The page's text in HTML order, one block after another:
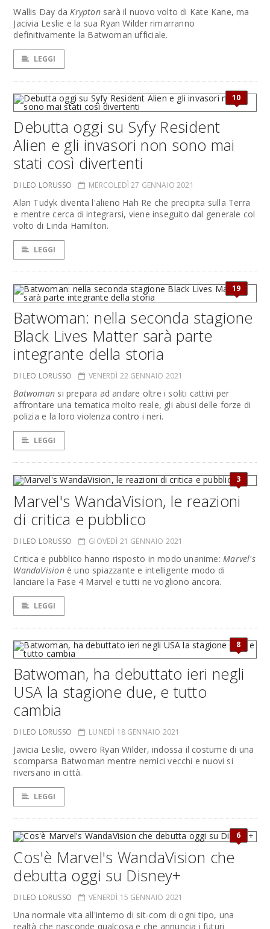
Wallis Day daKryptonsarà il nuovo volto di Kate Kane, ma
Jacivia Leslie e la sua Ryan Wilder rimarranno
definitivamente la Batwoman ufficiale.
LEGGI
10
Debutta oggi su Syfy Resident
Alien e gli invasori non sono mai
stati così divertenti
DI LEO LORUSSO MERCOLEDÌ 27 GENNAIO 2021
Alan Tudyk diventa l'alieno Hah Re che precipita sulla Terra
e mentre cerca di integrarsi, viene inseguito dal generale col
volto di Linda Hamilton.
LEGGI
19
Batwoman: nella seconda stagione
Black Lives Matter sarà parte
integrante della storia
DI LEO LORUSSO VENERDÌ 22 GENNAIO 2021
Batwoman si prepara ad andare oltre i soliti cattivi per
affrontare una tematica molto reale, gli abusi delle forze di
polizia e la loro violenza contro i neri.
LEGGI
3
Marvel's WandaVision, le reazioni
di critica e pubblico
DI LEO LORUSSO GIOVEDÌ 21 GENNAIO 2021
Critica e pubblico hanno risposto in modo unanime:Marvel's
WandaVisionè uno spiazzante e intelligente modo di
lanciare la Fase 4 Marvel e tutti ne vogliono ancora.
LEGGI
8
Batwoman, ha debuttato ieri negli
USA la stagione due, e tutto
cambia
DI LEO LORUSSO LUNEDÌ 18 GENNAIO 2021
Javicia Leslie, ovvero Ryan Wilder, indossa il costume di una
scomparsa Batwoman mentre nemici vecchi e nuovi si
riversano in città.
LEGGI
6
Cos'è Marvel's WandaVision che
debutta oggi su Disney+
DI LEO LORUSSO VENERDÌ 15 GENNAIO 2021
Una normale vita all'interno di sit-com di ogni tipo, una
realtà che nasconde qualcosa e che annuncia i futuri